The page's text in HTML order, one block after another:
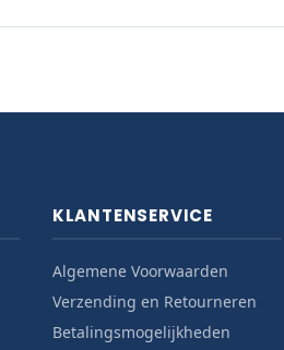
KLANTENSERVICE
Algemene Voorwaarden
Verzending en Retourneren
Betalingsmogelijkheden